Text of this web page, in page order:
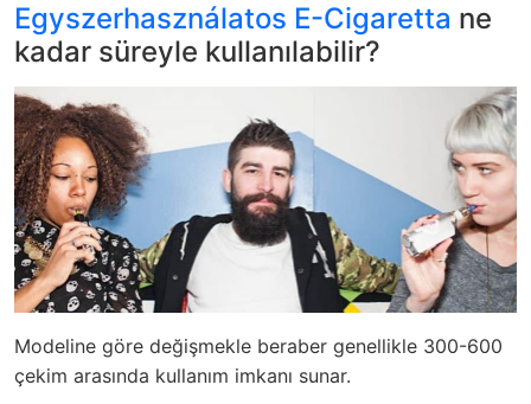
Egyszerhasználatos E-Cigaretta ne
kadar süreyle kullanılabilir?
Modeline göre değişmekle beraber genellikle 300-600
çekim arasında kullanım imkanı sunar.